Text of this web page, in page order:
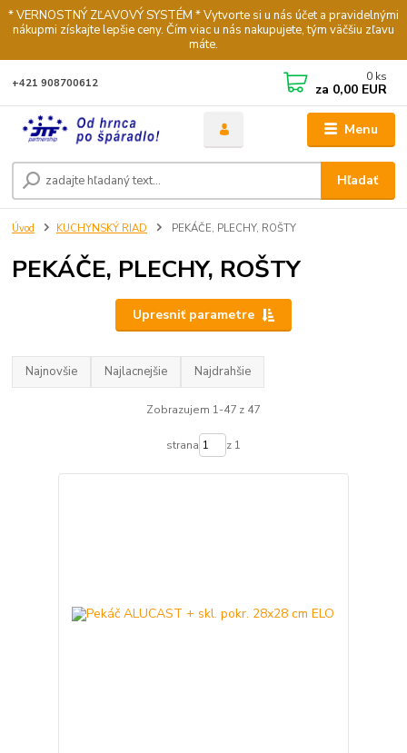
* VERNOSTNÝ ZĽAVOVÝ SYSTÉM * Vytvorte si u nás účet a pravidelnými
nákupmi získajte lepšie ceny. Čím viac u nás nakupujete, tým väčšiu zľavu
máte.
Menu
Hľadať
+421 908700612 0 ks
za 0,00 EUR
Úvod KUCHYNSKÝ RIAD PEKÁČE, PLECHY, ROŠTY
PEKÁČE, PLECHY, ROŠTY
Upresniť parametre
Najnovšie Najlacnejšie Najdrahšie
Zobrazujem 1-47 z 47
strana z 1